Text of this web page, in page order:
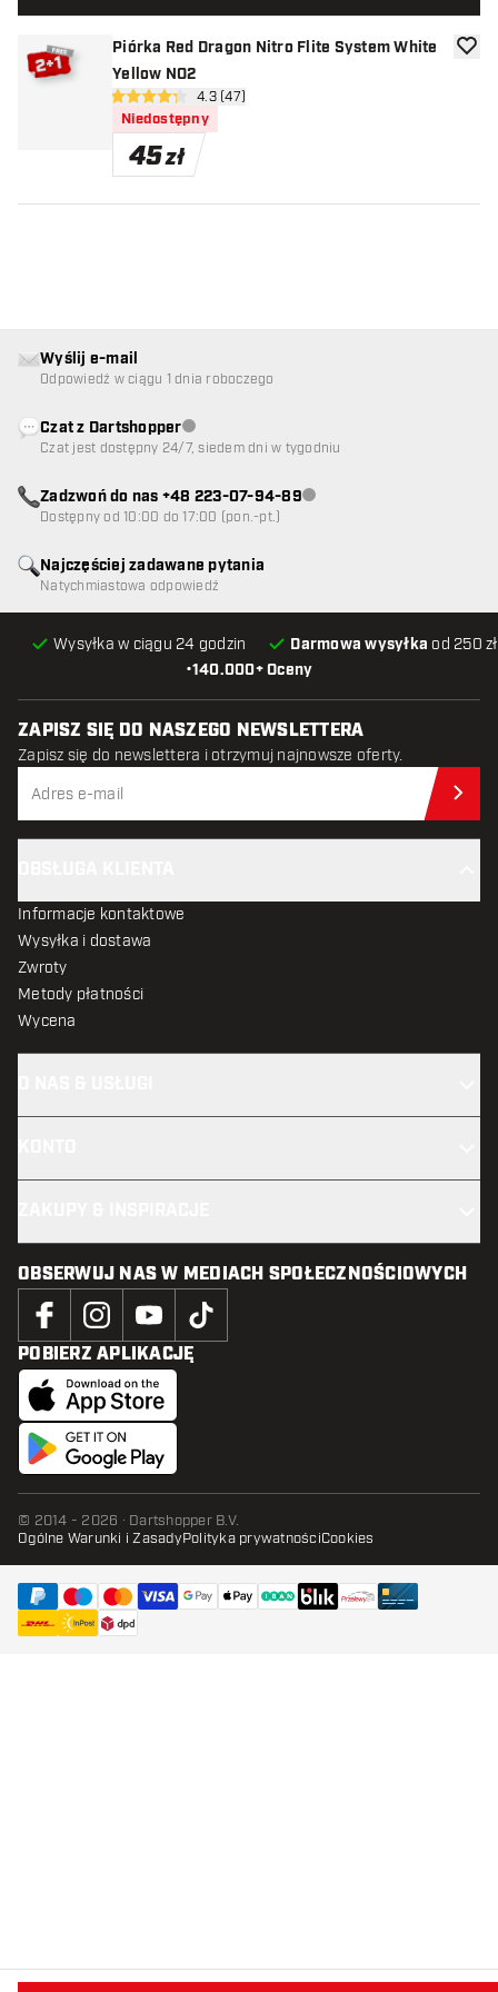
Piórka Red Dragon Nitro Flite System White
Yellow NO2
otwórz panel recenzji
4.3 gwiazdki oceny
4.3 (47)
Niedostępny
45zł
•140.000+ Oceny
Wysyłka w ciągu 24 godzin Darmowa wysyłka od 250
Najczęściej zadawane pytania
Natychmiastowa odpowiedź
Wyślij e-mail
Odpowiedź w ciągu 1 dnia roboczego
Czat z DartshopperObsługa klienta niedostępna
Czat jest dostępny 24/7, siedem dni w tygodniu
Zadzwoń do nas +48 223-07-94-89Obsługa klienta niedostępna
Dostępny od 10:00 do 17:00 (pon.-pt.)
ZAPISZ SIĘ DO NASZEGO NEWSLETTERA
Zapisz się do newslettera i otrzymuj najnowsze oferty.
Informacje kontaktowe
Wysyłka i dostawa
Zwroty
Metody płatności
Wycena
OBSERWUJ NAS W MEDIACH SPOŁECZNOŚCIOWYCH
POBIERZ APLIKACJĘ
© 2014 - 2026 · Dartshopper B.V.
Ogólne Warunki i ZasadyPolityka prywatnościCookies